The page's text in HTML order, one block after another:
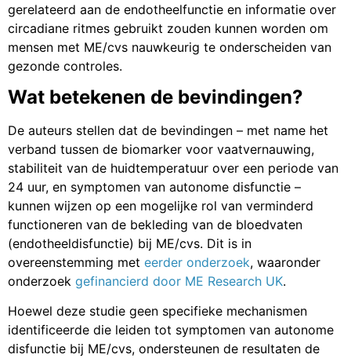
gerelateerd aan de endotheelfunctie en informatie over
circadiane ritmes gebruikt zouden kunnen worden om
mensen met ME/cvs nauwkeurig te onderscheiden van
gezonde controles.
Wat betekenen de bevindingen?
De auteurs stellen dat de bevindingen – met name het
verband tussen de biomarker voor vaatvernauwing,
stabiliteit van de huidtemperatuur over een periode van
24 uur, en symptomen van autonome disfunctie –
kunnen wijzen op een mogelijke rol van verminderd
functioneren van de bekleding van de bloedvaten
(endotheeldisfunctie) bij ME/cvs. Dit is in
overeenstemming met eerder onderzoek, waaronder
onderzoek gefinancierd door ME Research UK.
Hoewel deze studie geen specifieke mechanismen
identificeerde die leiden tot symptomen van autonome
disfunctie bij ME/cvs, ondersteunen de resultaten de